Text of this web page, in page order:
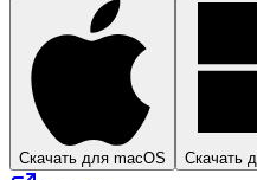
Скачать для macOS